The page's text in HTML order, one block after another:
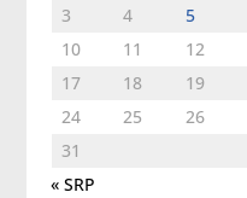
3
4 5
10
11 12
17
18 19
24
25 26
31
« SRP